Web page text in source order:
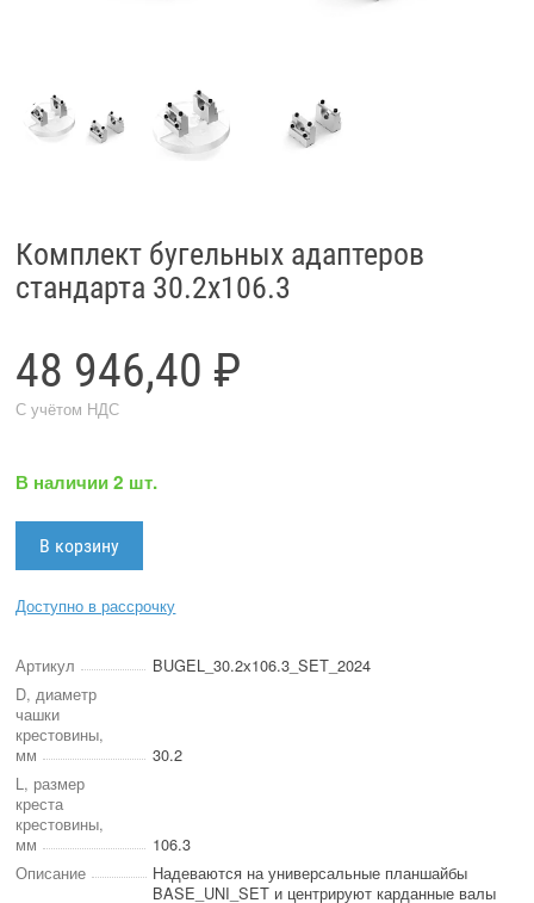
Комплект бугельных адаптеров
стандарта 30.2х106.3
48 946,40 ₽
С учётом НДС
В наличии 2 шт.
Доступно в рассрочку
Артикул
BUGEL_30.2х106.3_SET_2024
D, диаметр
чашки
крестовины,
мм
30.2
L, размер
креста
крестовины,
мм
106.3
Описание
Надеваются на универсальные планшайбы
BASE_UNI_SET и центрируют карданные валы